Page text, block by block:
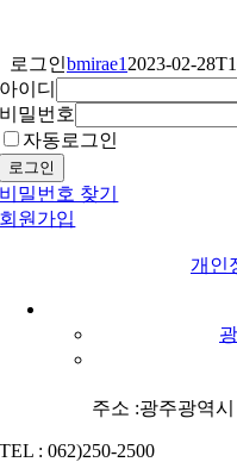
츠
로
건
너
뛰
기
로그인bmirae1 2023-02-
아이디
비밀번호
자동로그인
로그인
비밀번호 찾기
회원가입
개인
주소 :광주광역
TEL : 062)250-2500